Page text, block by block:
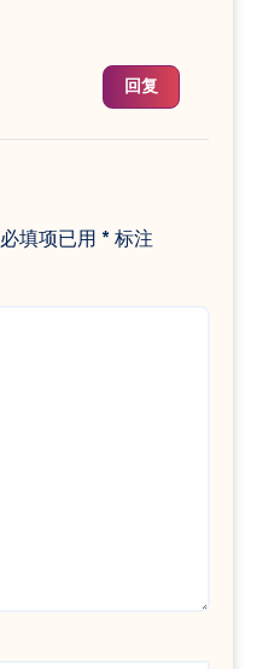
回复
必填项已用 * 标注